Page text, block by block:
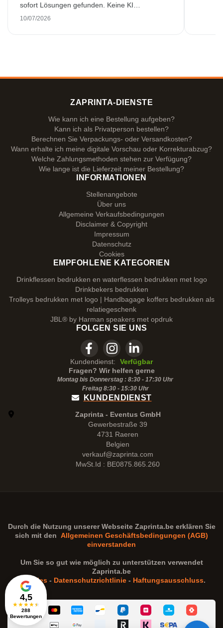
sofort Lösungen gefunden. Keine KI
Gespräche. Sehr selten heutzutage. Top
10/07/2026
4,5
★★★★★
288
Bewertungen
ZAPRINTA-DIENSTE
Wie kann ich eine Bestellung aufgeben?
Kann ich als Privatperson bestellen?
Berechnen Sie Verpackungs- oder Versandkosten?
Wann erhalte ich meine digitale Vorschau oder Korrekturabzug?
Welche Zahlungsmethoden stehen zur Verfügung?
Wie lange ist die Lieferzeit meiner Bestellung?
INFORMATIONEN
Stellenangebote
Über uns
Allgemeine Verkaufsbedingungen
Disclaimer & Copyright
Impressum
Datenschutz
Cookies
EMPFOHLENE KATEGORIEN
Drinkflessen bedrukken en waterflessen bedrukken met logo
Drinkbekers bedrukken
Trolleys bedrukken met logo | Handbagage koffers bedrukken als
relatiegeschenk
JBL® by Harman speakers met opdruk
FOLGEN SIE UNS
Kundendienst:
Verfügbar
Fragen? Wir helfen gerne
Montag bis Donnerstag : 8:30 - 17:30 Uhr
Freitag 8:30 - 15:30Uhr
KUNDENDIENST
Zaprinta - Eventus GmbH
Gewerbestraße 39
4731 Raeren
Belgien
verkauf@zaprinta.com
MwSt.Id : BE0875.865.260
Durch die Nutzung unserer Webseite Zaprinta.beerklären Sie
sich mit den Allgemeinen Geschäftsbedingungen (AGB)
einverstanden
Um Sie so gut wie möglich zu unterstützen verwendet
Zaprinta.be
Cookies - Datenschutzrichtlinie - Haftungsausschluss.